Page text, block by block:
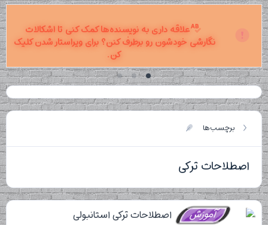
علاقه داری به نویسنده‌ها کمک کنی تا اشکالات
نگارشی خودشون رو برطرف کنن؟ برای ویراستار شدن کلیک
کن.
برچسب‌ها
اصطلاحات ترکی
آموزش اصطلاحات ترکی استانبولی